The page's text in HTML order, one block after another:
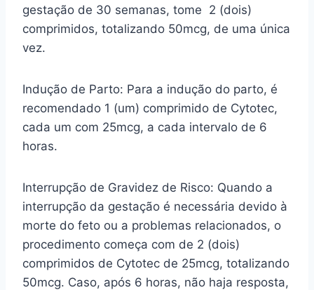
gestação de 30 semanas, tome 2 (dois)
comprimidos, totalizando 50mcg, de uma única
vez.
Indução de Parto: Para a indução do parto, é
recomendado 1 (um) comprimido de Cytotec,
cada um com 25mcg, a cada intervalo de 6
horas.
Interrupção de Gravidez de Risco: Quando a
interrupção da gestação é necessária devido à
morte do feto ou a problemas relacionados, o
procedimento começa com de 2 (dois)
comprimidos de Cytotec de 25mcg, totalizando
50mcg. Caso, após 6 horas, não haja resposta,